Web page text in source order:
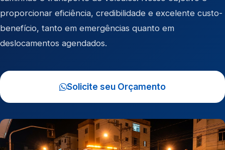
proporcionar eficiência, credibilidade e excelente custo-
benefício, tanto em emergências quanto em
deslocamentos agendados.
Solicite seu Orçamento